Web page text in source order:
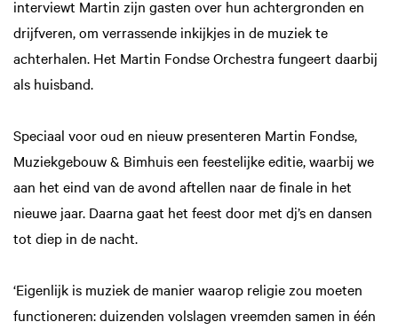
interviewt Martin zijn gasten over hun achtergronden en
drijfveren, om verrassende inkijkjes in de muziek te
achterhalen. Het Martin Fondse Orchestra fungeert daarbij
als huisband.
Speciaal voor oud en nieuw presenteren Martin Fondse,
Muziekgebouw & Bimhuis een feestelijke editie, waarbij we
aan het eind van de avond aftellen naar de finale in het
nieuwe jaar. Daarna gaat het feest door met dj’s en dansen
tot diep in de nacht.
‘Eigenlijk is muziek de manier waarop religie zou moeten
functioneren: duizenden volslagen vreemden samen in één